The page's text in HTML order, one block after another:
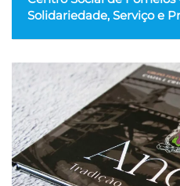
Solidariedade, Serviço e